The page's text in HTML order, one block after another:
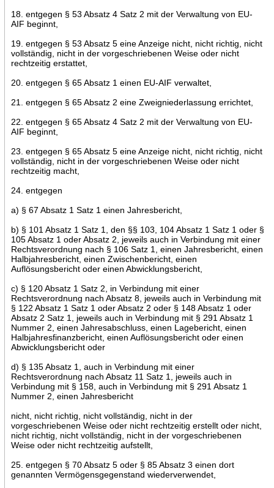
18. entgegen § 53 Absatz 4 Satz 2 mit der Verwaltung von EU-
AIF beginnt,
19. entgegen § 53 Absatz 5 eine Anzeige nicht, nicht richtig, nicht
vollständig, nicht in der vorgeschriebenen Weise oder nicht
rechtzeitig erstattet,
20. entgegen § 65 Absatz 1 einen EU-AIF verwaltet,
21. entgegen § 65 Absatz 2 eine Zweigniederlassung errichtet,
22. entgegen § 65 Absatz 4 Satz 2 mit der Verwaltung von EU-
AIF beginnt,
23. entgegen § 65 Absatz 5 eine Anzeige nicht, nicht richtig, nicht
vollständig, nicht in der vorgeschriebenen Weise oder nicht
rechtzeitig macht,
24. entgegen
a) § 67 Absatz 1 Satz 1 einen Jahresbericht,
b) § 101 Absatz 1 Satz 1, den §§ 103, 104 Absatz 1 Satz 1 oder §
105 Absatz 1 oder Absatz 2, jeweils auch in Verbindung mit einer
Rechtsverordnung nach § 106 Satz 1, einen Jahresbericht, einen
Halbjahresbericht, einen Zwischenbericht, einen
Auflösungsbericht oder einen Abwicklungsbericht,
c) § 120 Absatz 1 Satz 2, in Verbindung mit einer
Rechtsverordnung nach Absatz 8, jeweils auch in Verbindung mit
§ 122 Absatz 1 Satz 1 oder Absatz 2 oder § 148 Absatz 1 oder
Absatz 2 Satz 1, jeweils auch in Verbindung mit § 291 Absatz 1
Nummer 2, einen Jahresabschluss, einen Lagebericht, einen
Halbjahresfinanzbericht, einen Auflösungsbericht oder einen
Abwicklungsbericht oder
d) § 135 Absatz 1, auch in Verbindung mit einer
Rechtsverordnung nach Absatz 11 Satz 1, jeweils auch in
Verbindung mit § 158, auch in Verbindung mit § 291 Absatz 1
Nummer 2, einen Jahresbericht
nicht, nicht richtig, nicht vollständig, nicht in der
vorgeschriebenen Weise oder nicht rechtzeitig erstellt oder nicht,
nicht richtig, nicht vollständig, nicht in der vorgeschriebenen
Weise oder nicht rechtzeitig aufstellt,
25. entgegen § 70 Absatz 5 oder § 85 Absatz 3 einen dort
genannten Vermögensgegenstand wiederverwendet,